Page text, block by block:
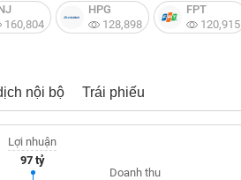
160,804
HPG
128,898
FPT
120,915
nội bộ Trái phiếu
Lợi nhuận
97 tỷ
Doanh thu